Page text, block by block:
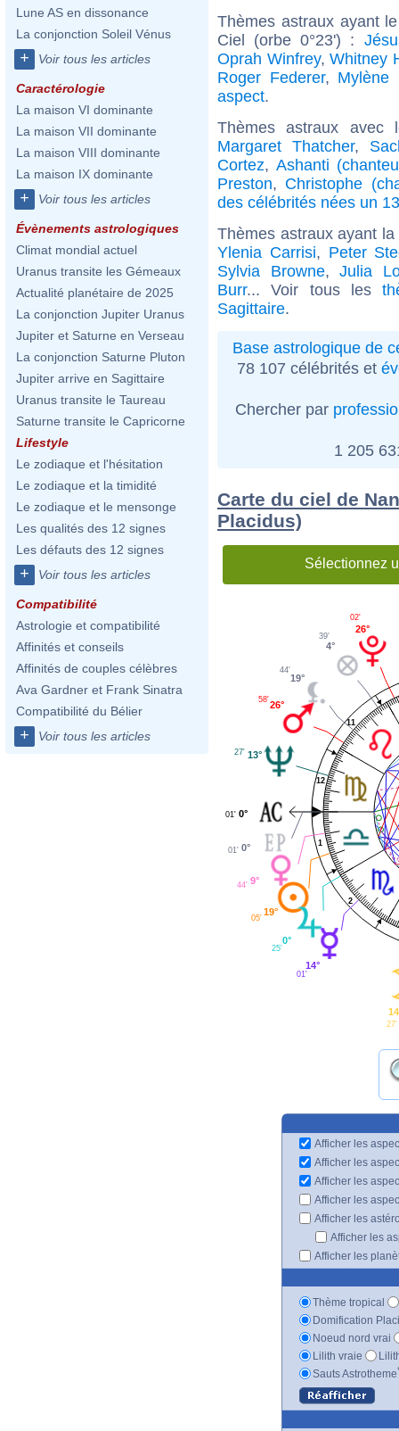
Lune AS en dissonance
La conjonction Soleil Vénus
+ Voir tous les articles
Caractérologie
La maison VI dominante
La maison VII dominante
La maison VIII dominante
La maison IX dominante
+ Voir tous les articles
Évènements astrologiques
Climat mondial actuel
Uranus transite les Gémeaux
Actualité planétaire de 2025
La conjonction Jupiter Uranus
Jupiter et Saturne en Verseau
La conjonction Saturne Pluton
Jupiter arrive en Sagittaire
Uranus transite le Taureau
Saturne transite le Capricorne
Lifestyle
Le zodiaque et l'hésitation
Le zodiaque et la timidité
Le zodiaque et le mensonge
Les qualités des 12 signes
Les défauts des 12 signes
+ Voir tous les articles
Compatibilité
Astrologie et compatibilité
Affinités et conseils
Affinités de couples célèbres
Ava Gardner et Frank Sinatra
Compatibilité du Bélier
+ Voir tous les articles
Thèmes astraux ayant
Ciel (orbe 0°23') :
Oprah Winfrey,Whitney
Roger Federer, Mylène
aspect.
Thèmes astraux
Margaret Thatcher,
Cortez, Ashanti
Preston, Christophe
des célébrités nées un
Thèmes astraux ayant
Ylenia Carrisi, Peter
Sylvia Browne,Julia
Burr... Voir tous les
Sagittaire.
Base astrologique de
78 107 célébrités et
Chercher par
1 205
Carte du ciel de
Placidus)
Sélectionnez
1
2
11
12
26°
02'
4°
39'
19°
44'
26°
58'
13°
27'
0°
01'
0°
01'
9°
44'
19°
05'
0°
25'
14°
01'
27'
Afficher les
Afficher les
Afficher les
Afficher les
Afficher les
Afficher les
Afficher les
Thème tropical
Domification
Noeud nord vrai
Lilith vraie
Sauts Astrotheme